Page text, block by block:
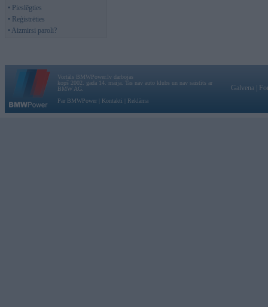
• Pieslēgties
• Reģistrēties
• Aizmirsi paroli?
Vortāls BMWPower.lv darbojas
kopš 2002. gada 14. maija. Tas nav auto klubs un nav saistīts ar
BMW AG.
Par BMWPower
Kontakti Reklāma
Galvena